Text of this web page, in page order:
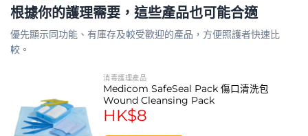
特點
Non-Sting Skin Prep™可在皮膚上型成保護膜
的準備，亦可用於造口周圍
根據你的護理需要，這些產品也可能合適
優先顯示同功能、有庫存及較受歡迎的產品，方便照護者快速比
較。
消毒護理產品
Medicom SafeSeal Pack 傷口清洗包
Wound Cleansing Pack
HK$8